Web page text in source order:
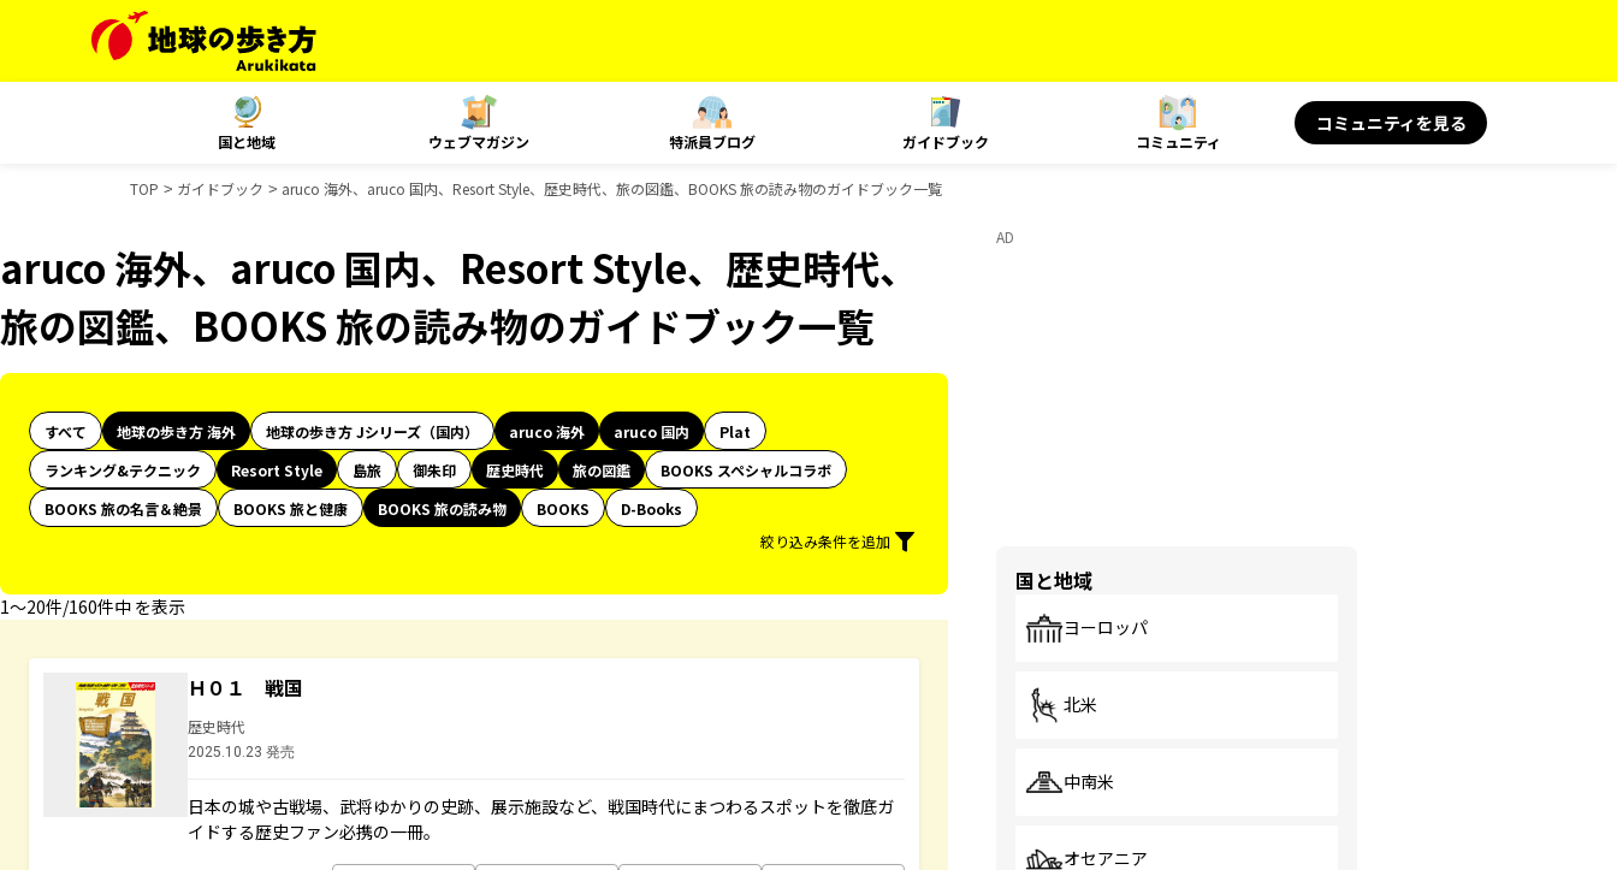
国と地域 ウェブマガジン 特派員ブログ ガイドブック コミュニティ
コミュニティを見る
TOP ガイドブック aruco 海外、aruco 国内、Resort Style、歴史時代、旅の図鑑、BOOKS 旅の読み物のガイドブック一覧
aruco 海外、aruco 国内、Resort Style、歴史時代、
旅の図鑑、BOOKS 旅の読み物のガイドブック一覧
すべて 地球の歩き方 海外 地球の歩き方 Jシリーズ（国内） aruco 海外 aruco 国内
Plat
ランキング&テクニック
Resort Style 島旅 御朱印 歴史時代 旅の図鑑
BOOKS スペシャルコラボ
BOOKS 旅の名言＆絶景
BOOKS 旅と健康 BOOKS 旅の読み物 BOOKS
D-Books
絞り込み条件を追加
1〜20件/160件中 を表示
Ｈ０１ 戦国
歴史時代
2025.10.23 発売
日本の城や古戦場、武将ゆかりの史跡、展示施設など、戦国時代にまつわるスポットを徹底ガ
イドする歴史ファン必携の一冊。
AD
国と地域
ヨーロッパ
北米
中南米
オセアニア